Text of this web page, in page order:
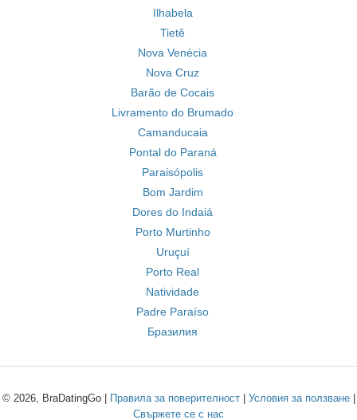
Ilhabela
Tietê
Nova Venécia
Nova Cruz
Barão de Cocais
Livramento do Brumado
Camanducaia
Pontal do Paraná
Paraisópolis
Bom Jardim
Dores do Indaiá
Porto Murtinho
Uruçuí
Porto Real
Natividade
Padre Paraíso
Бразилия
© 2026, BraDatingGo | Правила за поверителност| Условия за ползване|
Свържете се с нас